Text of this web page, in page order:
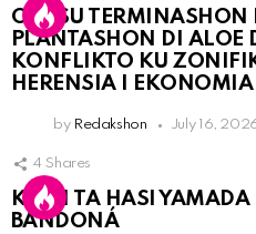
OLB SU TERMINASHON
PLANTASHON DI ALOE
KONFLIKTO KU
HERENSIA I
by Redakshon July 16,
4 Shares
KPCN TA HASI
BANDONÁ